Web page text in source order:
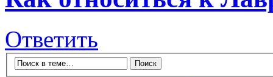
Ответить